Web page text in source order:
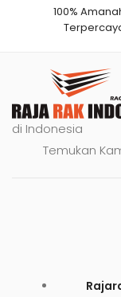
100%
di Indonesia
Temukan